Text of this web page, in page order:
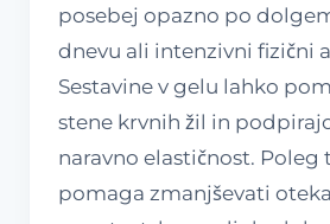
posebej opazno po
dnevu ali intenzivni fizični
Sestavine v gelu lahko
stene krvnih žil in
naravno elastičnost. Poleg
pomaga zmanjševati